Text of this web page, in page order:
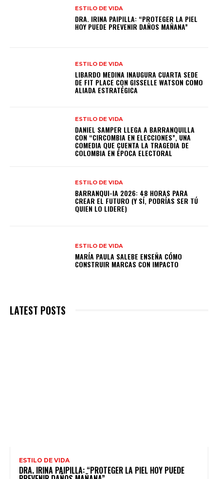
ESTILO DE VIDA
DRA. IRINA PAIPILLA: “PROTEGER LA PIEL
HOY PUEDE PREVENIR DAÑOS MAÑANA”
ESTILO DE VIDA
LIBARDO MEDINA INAUGURA CUARTA SEDE
DE FIT PLACE CON GISSELLE WATSON COMO
ALIADA ESTRATÉGICA
ESTILO DE VIDA
DANIEL SAMPER LLEGA A BARRANQUILLA
CON “CIRCOMBIA EN ELECCIONES”, UNA
COMEDIA QUE CUENTA LA TRAGEDIA DE
COLOMBIA EN ÉPOCA ELECTORAL
ESTILO DE VIDA
BARRANQUI-IA 2026: 48 HORAS PARA
CREAR EL FUTURO (Y SÍ, PODRÍAS SER TÚ
QUIEN LO LIDERE)
ESTILO DE VIDA
MARÍA PAULA SALEBE ENSEÑA CÓMO
CONSTRUIR MARCAS CON IMPACTO
LATEST POSTS
ESTILO DE VIDA
DRA. IRINA PAIPILLA: “PROTEGER LA PIEL HOY PUEDE